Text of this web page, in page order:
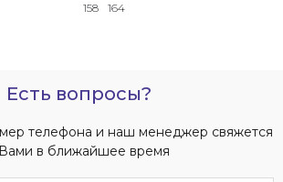
158
164
Есть вопросы?
телефона и наш менеджер свяжется
в ближайшее время